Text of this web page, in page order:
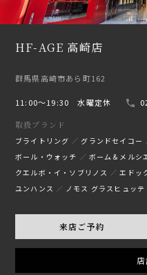
HF-AGE 高崎店
群馬県高崎市あら町162
11:00〜19:30 水曜定休
取扱ブランド
ブライトリング グランドセイコー
ボール・ウォッチ
ボーム＆メルシ
クエルボ・イ・ソブリノス
エドッ
ユンハンス
ノモス グラスヒュッテ
来店ご予約